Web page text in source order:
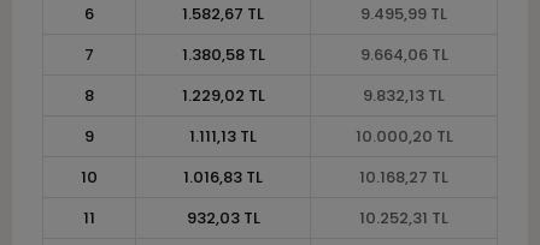
6
1.582,67 TL
9.495,99 TL
7
1.380,58 TL
9.664,06 TL
8
1.229,02 TL
9.832,13 TL
9
1.111,13 TL
10.000,20 TL
10
1.016,83 TL
10.168,27 TL
11
932,03 TL
10.252,31 TL